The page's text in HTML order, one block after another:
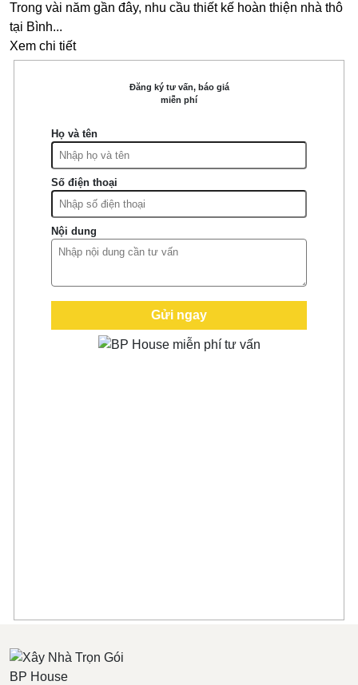
Trong vài năm gần đây, nhu cầu thiết kế hoàn thiện nhà thô
tại Bình...
Xem chi tiết
Đăng ký tư vấn, báo giá
miễn phí
Họ và tên
Số điện thoại
Nội dung